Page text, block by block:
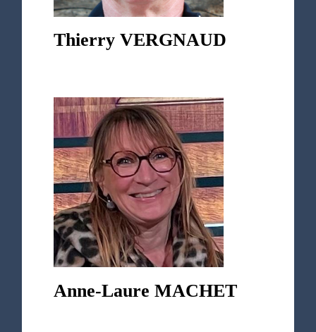
Thierry VERGNAUD
Anne-Laure MACHET